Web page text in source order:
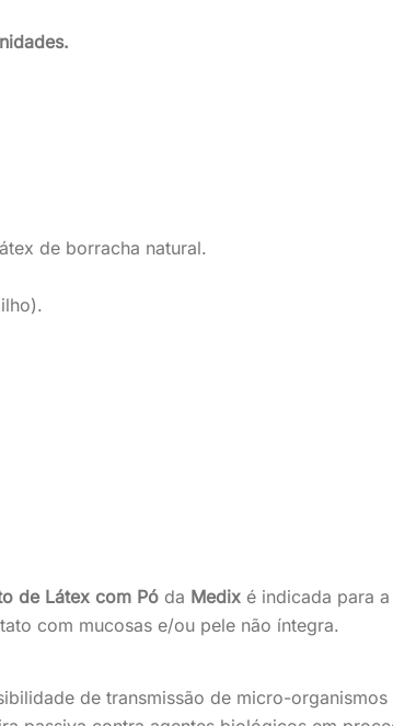
de borracha natural.
de Látex com Pó da Medix é indicada para
com mucosas e/ou pele não íntegra.
de transmissão de micro-